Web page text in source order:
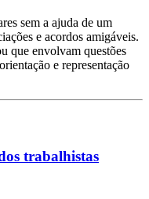
sem a ajuda de um
e acordos amigáveis.
que envolvam questões
e representação
trabalhistas